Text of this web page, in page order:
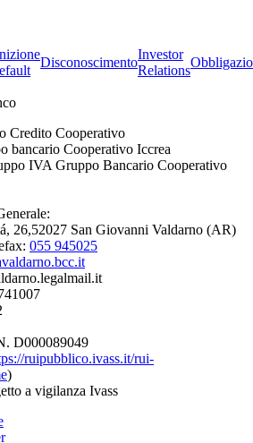
Disconoscimento
Investor
Relations
Credito Cooperativo
bancario Cooperativo Iccrea
IVA Gruppo Bancario Cooperativo
26,52027 San Giovanni Valdarno (AR)
055 945025
D000089049
ruipubblico.ivass.it/rui-
)
a vigilanza Ivass